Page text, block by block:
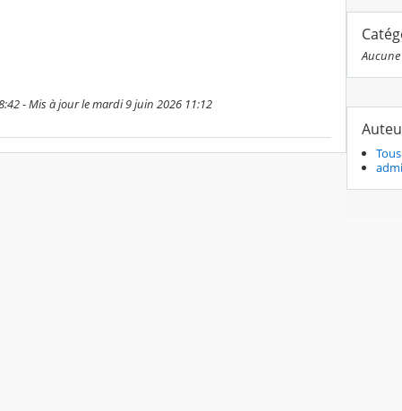
- Mis à jour le mardi 9 juin 2026 11:12